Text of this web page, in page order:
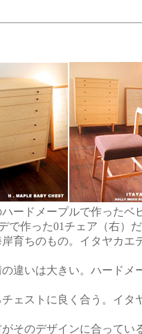
ードメープルで作ったベ
で作った01チェア（右）
育ちのもの。イタヤカエ
違いは大きい。ハードメ
ェストに良く合う。イタ
そのデザインに合ってい